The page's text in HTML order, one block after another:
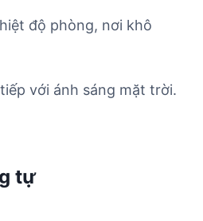
độ phòng, nơi khô
với ánh sáng mặt trời.
tự